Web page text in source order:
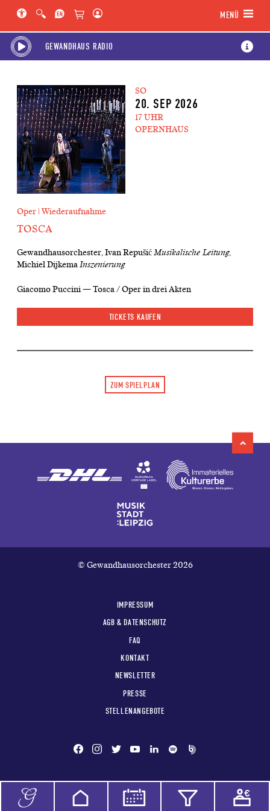
MENÜ
GEWANDHAUS RADIO
SO
20. SEP 2026
17 UHR
OPERNHAUS
Oper | Wiederaufnahme
TOSCA
Gewandhausorchester, Ivan RepušićMusikalische Leitung,
Michiel DijkemaInszenierung
Giacomo Puccini — Tosca / Oper in drei Akten
TICKETS KAUFEN
ZUM SPIELPLAN
© Gewandhausorchester 2026
IMPRESSUM
AGB & DATENSCHUTZ
FAQ
KONTAKT
NEWSLETTER
PRESSE
STELLENANGEBOTE